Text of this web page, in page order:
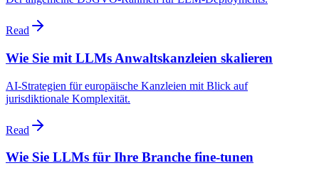
Read
Wie Sie mit LLMs Anwaltskanzleien skalieren
AI-Strategien für europäische Kanzleien mit Blick auf
jurisdiktionale Komplexität.
Read
Wie Sie LLMs für Ihre Branche fine-tunen